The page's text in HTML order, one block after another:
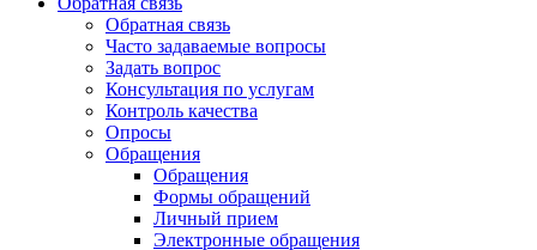
Обратная связь
Часто задаваемые вопросы
Задать вопрос
Консультация по услугам
Контроль качества
Опросы
Обращения
Обращения
Формы обращений
Личный прием
Электронные обращения